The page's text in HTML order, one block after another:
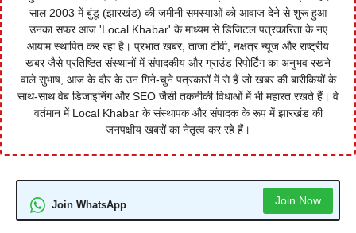
साल 2003 में बुंडू (झारखंड) की जमीनी समस्याओं को आवाज देने से शुरू हुआ
उनका सफर आज 'Local Khabar' के माध्यम से डिजिटल पत्रकारिता के नए
आयाम स्थापित कर रहा है। प्रभात खबर, ताजा टीवी, नक्षत्र न्यूज और राष्ट्रीय
खबर जैसे प्रतिष्ठित संस्थानों में संपादकीय और ग्राउंड रिपोर्टिंग का अनुभव रखने
वाले सुभाष, आज के दौर के उन गिने-चुने पत्रकारों में से हैं जो खबर की बारीकियों के
साथ-साथ वेब डिजाइनिंग और SEO जैसी तकनीकी विधाओं में भी महारत रखते हैं। वे
वर्तमान में Local Khabar के संस्थापक और संपादक के रूप में झारखंड की
जनपक्षीय खबरों का नेतृत्व कर रहे हैं।
Join WhatsApp Join Now